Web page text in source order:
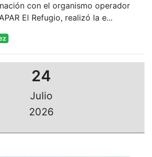
con el organismo operador
El Refugio, realizó la e...
24
Julio
2026